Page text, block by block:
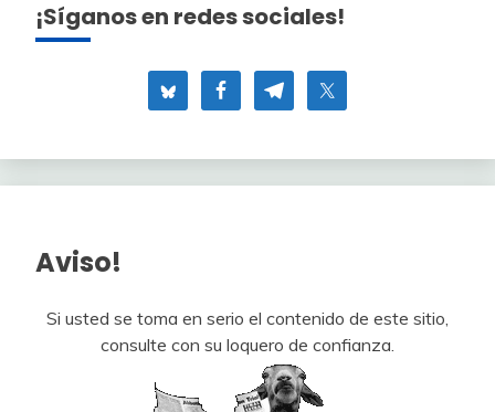
¡Síganos en redes sociales!
Aviso!
Si usted se toma en serio el contenido de este sitio,
consulte con su loquero de confianza.